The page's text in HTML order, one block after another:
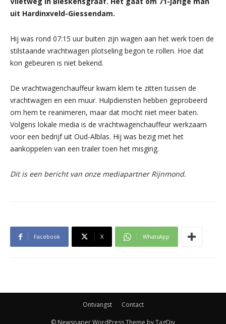
uit Hardinxveld-Giessendam.
Hij was rond 07:15 uur buiten zijn wagen aan het werk toen de
stilstaande vrachtwagen plotseling begon te rollen. Hoe dat
kon gebeuren is niet bekend.
De vrachtwagenchauffeur kwam klem te zitten tussen de
vrachtwagen en een muur. Hulpdiensten hebben geprobeerd
om hem te reanimeren, maar dat mocht niet meer baten.
Volgens lokale media is de vrachtwagenchauffeur werkzaam
voor een bedrijf uit Oud-Alblas. Hij was bezig met het
aankoppelen van een trailer toen het misging.
Dit is een bericht van onze mediapartner Rijnmond.
Facebook X WhatsApp
Ontvangst Contact
© Newspaper WordPress Theme by TagDiv